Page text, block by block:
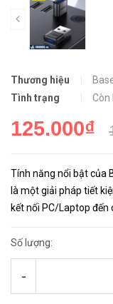
Thương hiệu
Tình trạng
Còn
125.000₫
Tính năng nổi bật của
là một giải pháp tiết
kết nối PC/Laptop
Số lượng:
-